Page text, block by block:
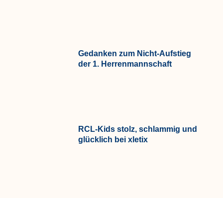
Gedanken zum Nicht-Aufstieg
der 1. Herrenmannschaft
RCL-Kids stolz, schlammig und
glücklich bei xletix